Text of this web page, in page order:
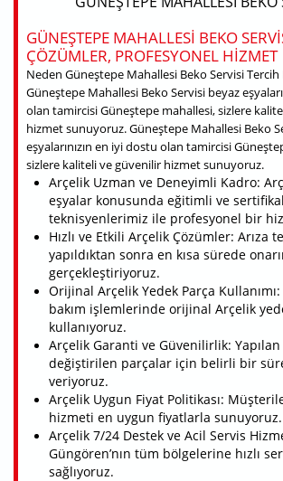
GÜNEŞTEPE MAHALLESI BEKO
ÇÖZÜMLER, PROFESYONEL HIZMET
Neden Güneştepe Mahallesi Beko Servisi Tercih
Güneştepe Mahallesi Beko Servisi beyaz
olan tamircisi Güneştepe mahallesi, sizlere
hizmet sunuyoruz. Güneştepe Mahallesi Beko
eşyalarınızın en iyi dostu olan tamircisi
sizlere kaliteli ve güvenilir hizmet sunuyoruz.
Arçelik Uzman ve Deneyimli Kadro:
eşyalar konusunda eğitimli ve
teknisyenlerimiz ile profesyonel bir
Hızlı ve Etkili Arçelik Çözümler: Arıza
yapıldıktan sonra en kısa sürede
gerçekleştiriyoruz.
Orijinal Arçelik Yedek Parça
bakım işlemlerinde orijinal Arçelik
kullanıyoruz.
Arçelik Garanti ve Güvenilirlik:
değiştirilen parçalar için belirli bir
veriyoruz.
Arçelik Uygun Fiyat Politikası:
hizmeti en uygun fiyatlarla sunuyoruz.
Arçelik 7/24 Destek ve Acil Servis
Güngören’nın tüm bölgelerine hızlı
sağlıyoruz.